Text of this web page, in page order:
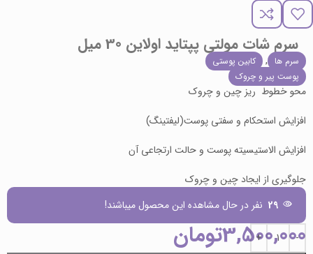
سرم شات مولتی پپتاید اولاین 30 میل
سرم ها ,
کابین پوستی
پوست پیر و چروک
محو خطوط ریز چین و چروک
افزایش استحکام و سفتی پوست(لیفتینگ)
افزایش الاستیسیته پوست و حالت ارتجاعی آن
جلوگیری از ایجاد چین و چروک
29 نفر در حال مشاهده این محصول میباشند!
3,500,000تومان